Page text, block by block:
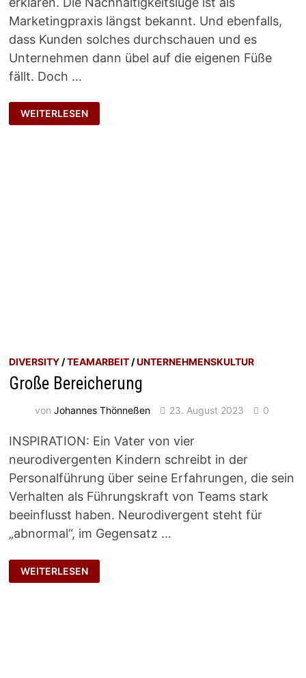
Marketingpraxis längst bekannt. Und ebenfalls,
dass Kunden solches durchschauen und es
Unternehmen dann übel auf die eigenen Füße
fällt. Doch …
MIT
ANGEZOGENER
HANDBREMSE
WEITERLESEN
DIVERSITY/TEAMARBEIT/UNTERNEHMENSKULTUR
Große Bereicherung
vonJohannes Thönneßen 23. August 2023 0
INSPIRATION: Ein Vater von vier
neurodivergenten Kindern schreibt in der
Personalführung über seine Erfahrungen, die sein
Verhalten als Führungskraft von Teams stark
beeinflusst haben. Neurodivergent steht für
„abnormal“, im Gegensatz …
GROSSE B
EREICHERUNG
WEITERLESEN